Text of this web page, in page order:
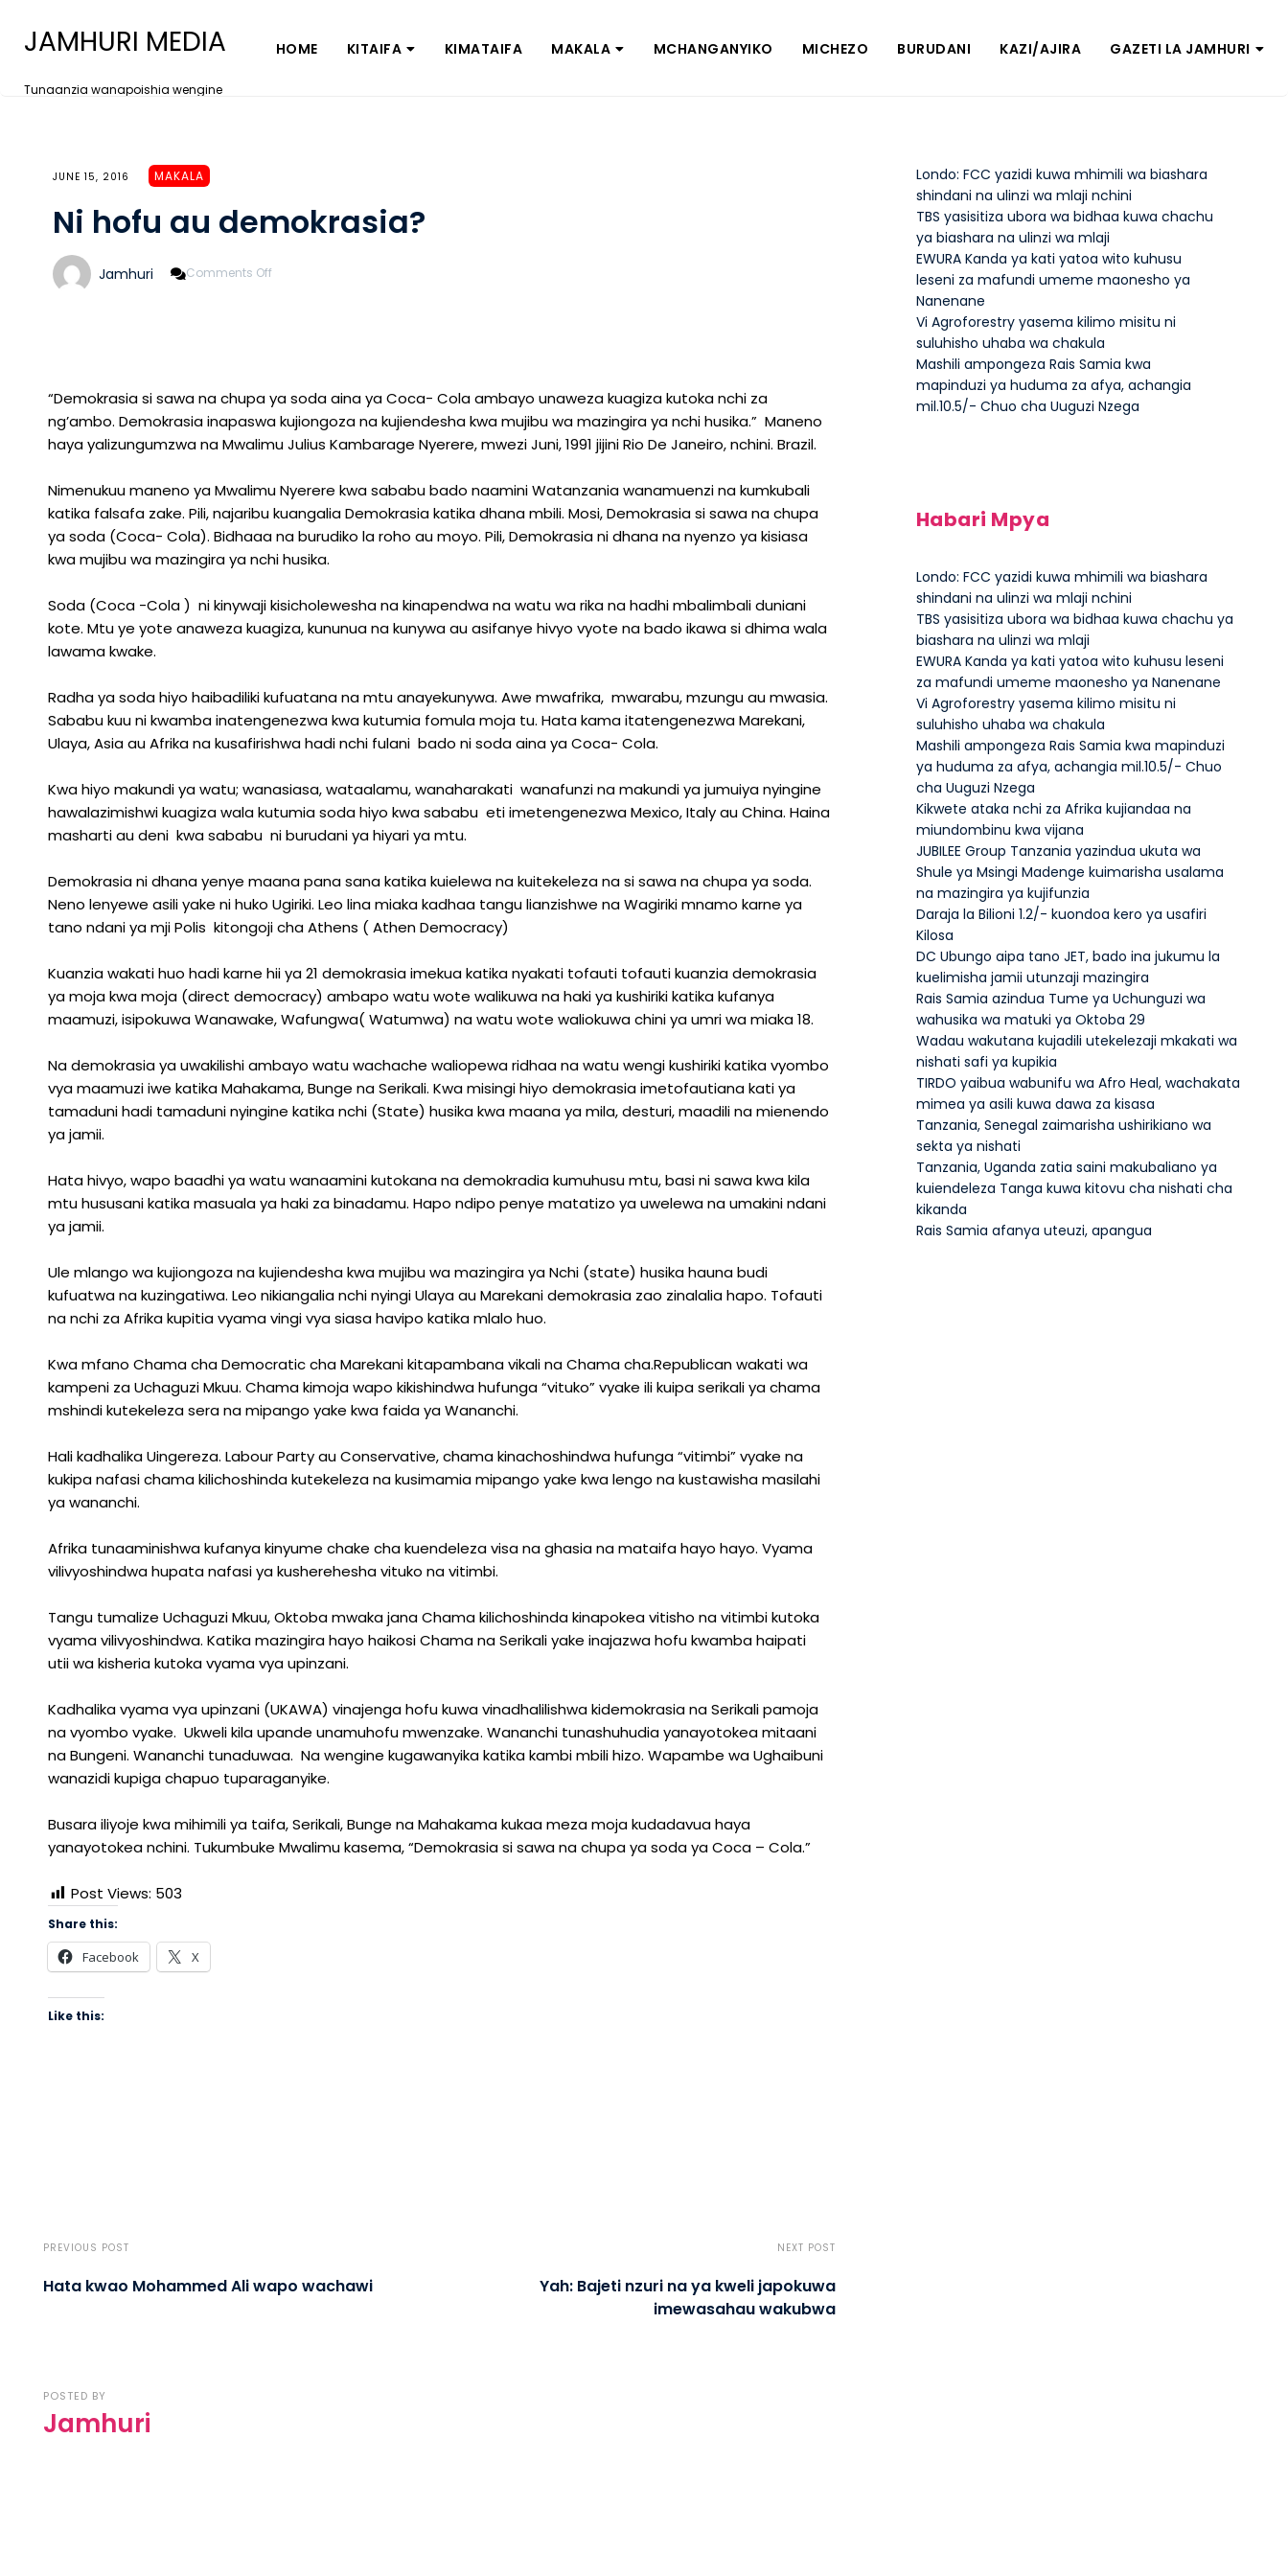
JAMHURI MEDIA
Tunaanzia wanapoishia wengine
HOME KITAIFA KIMATAIFA MAKALA MCHANGANYIKO MICHEZO BURUDANI KAZI/AJIRA GAZETI LA JAMHURI
JUNE 15, 2016 MAKALA
Ni hofu au demokrasia?
Jamhuri Comments Off
“Demokrasia si sawa na chupa ya soda aina ya Coca- Cola ambayo unaweza kuagiza kutoka nchi za
ng’ambo. Demokrasia inapaswa kujiongoza na kujiendesha kwa mujibu wa mazingira ya nchi husika.” Maneno
haya yalizungumzwa na Mwalimu Julius Kambarage Nyerere, mwezi Juni, 1991 jijini Rio De Janeiro, nchini. Brazil.
Nimenukuu maneno ya Mwalimu Nyerere kwa sababu bado naamini Watanzania wanamuenzi na kumkubali
katika falsafa zake. Pili, najaribu kuangalia Demokrasia katika dhana mbili. Mosi, Demokrasia si sawa na chupa
ya soda (Coca- Cola). Bidhaaa na burudiko la roho au moyo. Pili, Demokrasia ni dhana na nyenzo ya kisiasa
kwa mujibu wa mazingira ya nchi husika.
Soda (Coca -Cola ) ni kinywaji kisicholewesha na kinapendwa na watu wa rika na hadhi mbalimbali duniani
kote. Mtu ye yote anaweza kuagiza, kununua na kunywa au asifanye hivyo vyote na bado ikawa si dhima wala
lawama kwake.
Radha ya soda hiyo haibadiliki kufuatana na mtu anayekunywa. Awe mwafrika, mwarabu, mzungu au mwasia.
Sababu kuu ni kwamba inatengenezwa kwa kutumia fomula moja tu. Hata kama itatengenezwa Marekani,
Ulaya, Asia au Afrika na kusafirishwa hadi nchi fulani bado ni soda aina ya Coca- Cola.
Kwa hiyo makundi ya watu; wanasiasa, wataalamu, wanaharakati wanafunzi na makundi ya jumuiya nyingine
hawalazimishwi kuagiza wala kutumia soda hiyo kwa sababu eti imetengenezwa Mexico, Italy au China. Haina
masharti au deni kwa sababu ni burudani ya hiyari ya mtu.
Demokrasia ni dhana yenye maana pana sana katika kuielewa na kuitekeleza na si sawa na chupa ya soda.
Neno lenyewe asili yake ni huko Ugiriki. Leo lina miaka kadhaa tangu lianzishwe na Wagiriki mnamo karne ya
tano ndani ya mji Polis kitongoji cha Athens ( Athen Democracy)
Kuanzia wakati huo hadi karne hii ya 21 demokrasia imekua katika nyakati tofauti tofauti kuanzia demokrasia
ya moja kwa moja (direct democracy) ambapo watu wote walikuwa na haki ya kushiriki katika kufanya
maamuzi, isipokuwa Wanawake, Wafungwa( Watumwa) na watu wote waliokuwa chini ya umri wa miaka 18.
Na demokrasia ya uwakilishi ambayo watu wachache waliopewa ridhaa na watu wengi kushiriki katika vyombo
vya maamuzi iwe katika Mahakama, Bunge na Serikali. Kwa misingi hiyo demokrasia imetofautiana kati ya
tamaduni hadi tamaduni nyingine katika nchi (State) husika kwa maana ya mila, desturi, maadili na mienendo
ya jamii.
Hata hivyo, wapo baadhi ya watu wanaamini kutokana na demokradia kumuhusu mtu, basi ni sawa kwa kila
mtu hususani katika masuala ya haki za binadamu. Hapo ndipo penye matatizo ya uwelewa na umakini ndani
ya jamii.
Ule mlango wa kujiongoza na kujiendesha kwa mujibu wa mazingira ya Nchi (state) husika hauna budi
kufuatwa na kuzingatiwa. Leo nikiangalia nchi nyingi Ulaya au Marekani demokrasia zao zinalalia hapo. Tofauti
na nchi za Afrika kupitia vyama vingi vya siasa havipo katika mlalo huo.
Kwa mfano Chama cha Democratic cha Marekani kitapambana vikali na Chama cha.Republican wakati wa
kampeni za Uchaguzi Mkuu. Chama kimoja wapo kikishindwa hufunga “vituko” vyake ili kuipa serikali ya chama
mshindi kutekeleza sera na mipango yake kwa faida ya Wananchi.
Hali kadhalika Uingereza. Labour Party au Conservative, chama kinachoshindwa hufunga “vitimbi” vyake na
kukipa nafasi chama kilichoshinda kutekeleza na kusimamia mipango yake kwa lengo na kustawisha masilahi
ya wananchi.
Afrika tunaaminishwa kufanya kinyume chake cha kuendeleza visa na ghasia na mataifa hayo hayo. Vyama
vilivyoshindwa hupata nafasi ya kusherehesha vituko na vitimbi.
Tangu tumalize Uchaguzi Mkuu, Oktoba mwaka jana Chama kilichoshinda kinapokea vitisho na vitimbi kutoka
vyama vilivyoshindwa. Katika mazingira hayo haikosi Chama na Serikali yake inajazwa hofu kwamba haipati
utii wa kisheria kutoka vyama vya upinzani.
Kadhalika vyama vya upinzani (UKAWA) vinajenga hofu kuwa vinadhalilishwa kidemokrasia na Serikali pamoja
na vyombo vyake. Ukweli kila upande unamuhofu mwenzake. Wananchi tunashuhudia yanayotokea mitaani
na Bungeni. Wananchi tunaduwaa. Na wengine kugawanyika katika kambi mbili hizo. Wapambe wa Ughaibuni
wanazidi kupiga chapuo tuparaganyike.
Busara iliyoje kwa mihimili ya taifa, Serikali, Bunge na Mahakama kukaa meza moja kudadavua haya
yanayotokea nchini. Tukumbuke Mwalimu kasema, “Demokrasia si sawa na chupa ya soda ya Coca – Cola.”
Post Views: 503
Share this:
Facebook X
Like this:
PREVIOUS POST
Hata kwao Mohammed Ali wapo wachawi
NEXT POST
Yah: Bajeti nzuri na ya kweli japokuwa
imewasahau wakubwa
POSTED BY
Jamhuri
Londo: FCC yazidi kuwa mhimili wa biashara
shindani na ulinzi wa mlaji nchini
TBS yasisitiza ubora wa bidhaa kuwa chachu
ya biashara na ulinzi wa mlaji
EWURA Kanda ya kati yatoa wito kuhusu
leseni za mafundi umeme maonesho ya
Nanenane
Vi Agroforestry yasema kilimo misitu ni
suluhisho uhaba wa chakula
Mashili ampongeza Rais Samia kwa
mapinduzi ya huduma za afya, achangia
mil.10.5/- Chuo cha Uuguzi Nzega
Habari Mpya
Londo: FCC yazidi kuwa mhimili wa biashara
shindani na ulinzi wa mlaji nchini
TBS yasisitiza ubora wa bidhaa kuwa chachu ya
biashara na ulinzi wa mlaji
EWURA Kanda ya kati yatoa wito kuhusu leseni
za mafundi umeme maonesho ya Nanenane
Vi Agroforestry yasema kilimo misitu ni
suluhisho uhaba wa chakula
Mashili ampongeza Rais Samia kwa mapinduzi
ya huduma za afya, achangia mil.10.5/- Chuo
cha Uuguzi Nzega
Kikwete ataka nchi za Afrika kujiandaa na
miundombinu kwa vijana
JUBILEE Group Tanzania yazindua ukuta wa
Shule ya Msingi Madenge kuimarisha usalama
na mazingira ya kujifunzia
Daraja la Bilioni 1.2/- kuondoa kero ya usafiri
Kilosa
DC Ubungo aipa tano JET, bado ina jukumu la
kuelimisha jamii utunzaji mazingira
Rais Samia azindua Tume ya Uchunguzi wa
wahusika wa matuki ya Oktoba 29
Wadau wakutana kujadili utekelezaji mkakati wa
nishati safi ya kupikia
TIRDO yaibua wabunifu wa Afro Heal, wachakata
mimea ya asili kuwa dawa za kisasa
Tanzania, Senegal zaimarisha ushirikiano wa
sekta ya nishati
Tanzania, Uganda zatia saini makubaliano ya
kuiendeleza Tanga kuwa kitovu cha nishati cha
kikanda
Rais Samia afanya uteuzi, apangua